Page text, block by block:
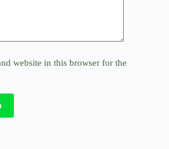
website in this browser for the